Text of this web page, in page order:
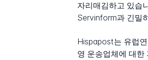
자리매김하고 있습
Servinform과 긴밀
Hispapost는 유럽
영 운송업체에 대한